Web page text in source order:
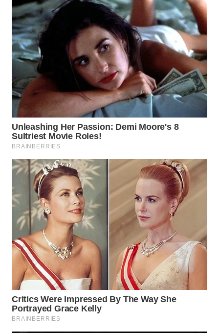
UTARA
WN
SAMOSIR
WN
PADANG
LAWAS
SUMEDANG
WN
CIANJUR
WN
KEPULAUAN
SERIBU
WN
TANGERANG
WN
BINJAI
WN
CIREBON